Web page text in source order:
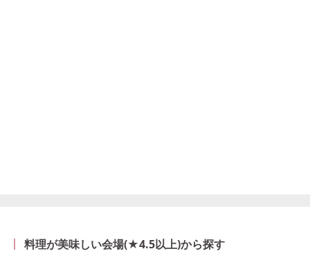
料理が美味しい会場(★4.5以上)から探す